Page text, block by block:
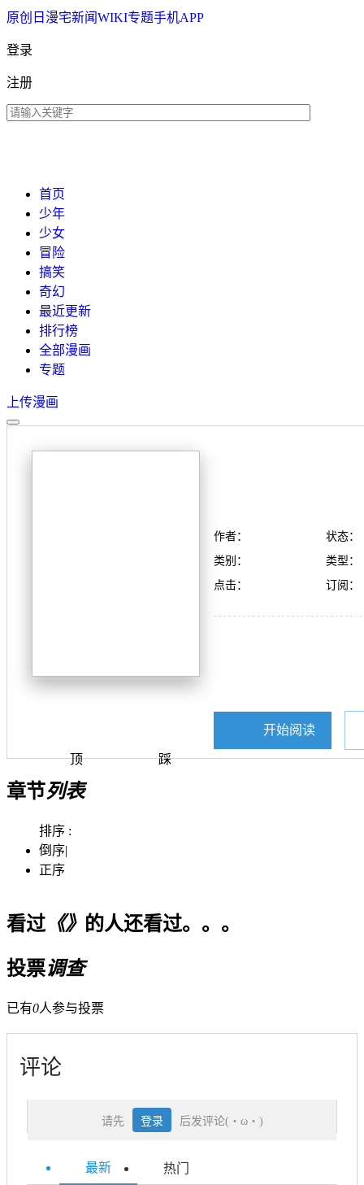
原创 日漫宅新闻WIKI专题手机APP
登录
注册
首页
少年
少女
冒险
搞笑
奇幻
最近更新
排行榜
全部漫画
专题
上传漫画
顶 踩
作者：
状态：
类别：
类型：
点击：
订阅：
开始阅读
章节列表
排序 :
倒序|
正序
看过《》 的人还看过。。。
投票调查
已有0人参与投票
评论
请先 登录 后发评论(・ω・)
最新 热门